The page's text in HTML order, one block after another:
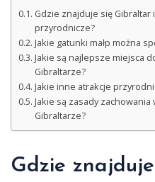
Gdzie znajduje się Gibraltar
przyrodnicze?
Jakie gatunki małp można
Jakie są najlepsze miejsca
Gibraltarze?
Jakie inne atrakcje
Jakie są zasady zachowania
Gibraltarze?
Gdzie